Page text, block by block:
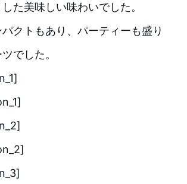
た美味しい味わいでした。
クトもあり、パーティーも盛り
でした。